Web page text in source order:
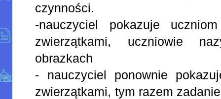
czynności.
-nauczyciel pokazuje
zwierzątkami, uczniowie
obrazkach
- nauczyciel ponownie
zwierzątkami, tym razem